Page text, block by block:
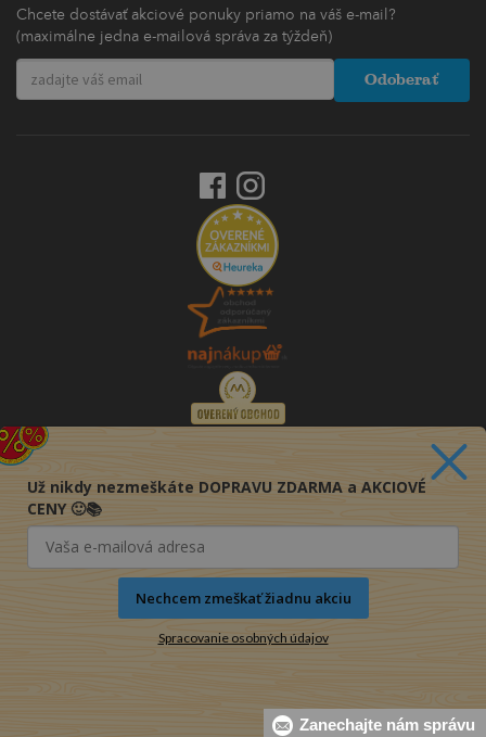
Chcete dostávať akciové ponuky priamo na váš e-mail?
(maximálne jedna e-mailová správa za týždeň)
Odoberať
Zanechajte nám správu
Už nikdy nezmeškáte DOPRAVU ZDARMA a AKCIOVÉ
CENY 🙂📚
Nechcem zmeškať žiadnu akciu
Spracovanie osobných údajov